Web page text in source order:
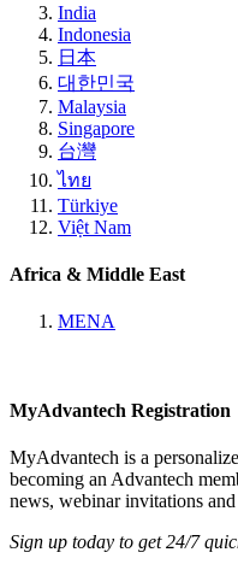
India
Indonesia
日本
대한민국
Malaysia
Singapore
台灣
ไทย
Türkiye
Việt Nam
Africa & Middle East
MENA
MyAdvantech Registration
MyAdvantech is a
becoming an Advantech
news, webinar invitations
Sign up today to get 24/7